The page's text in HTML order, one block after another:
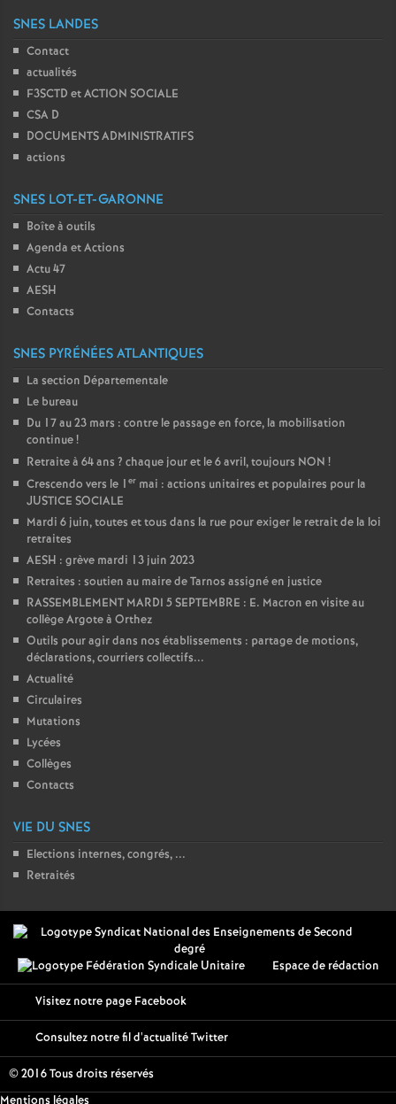
SNES LANDES
Contact
actualités
F3SCTD et ACTION SOCIALE
CSA D
DOCUMENTS ADMINISTRATIFS
actions
SNES LOT-ET-GARONNE
Boîte à outils
Agenda et Actions
Actu 47
AESH
Contacts
SNES PYRÉNÉES ATLANTIQUES
La section Départementale
Le bureau
Du 17 au 23 mars : contre le passage en force, la mobilisation
continue!
Retraite à 64 ans ? chaque jour et le 6 avril, toujours NON !
Crescendo vers le 1 er mai : actions unitaires et populaires pour la
JUSTICE SOCIALE
Mardi 6 juin, toutes et tous dans la rue pour exiger le retrait de la loi
retraites
AESH : grève mardi 13 juin 2023
Retraites : soutien au maire de Tarnos assigné en justice
RASSEMBLEMENT MARDI 5 SEPTEMBRE : E. Macron en visite au
collège Argote à Orthez
Outils pour agir dans nos établissements : partage de motions,
déclarations, courriers collectifs...
Actualité
Circulaires
Mutations
Lycées
Collèges
Contacts
VIE DU SNES
Elections internes, congrés, ...
Retraités
Espace de rédaction
Visitez notre page Facebook
Consultez notre fil d'actualité Twitter
© 2016 Tous droits réservés